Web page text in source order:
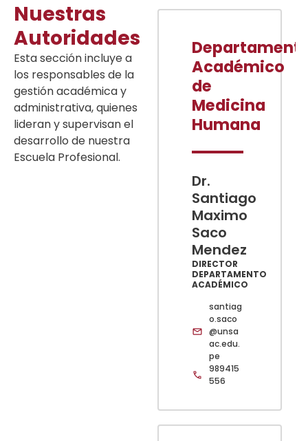
Nuestras
Autoridades
Esta sección incluye a
los responsables de la
gestión académica y
administrativa, quienes
lideran y supervisan el
desarrollo de nuestra
Escuela Profesional.
Académico
de
Medicina
Humana
Dr.
Santiago
Maximo
Saco
Mendez
DIRECTOR
DEPARTAMENTO
ACADÉMICO
santiag
o.saco
@unsa
ac.edu.
pe
989415
556